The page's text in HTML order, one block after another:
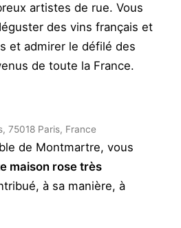
artistes de rue. Vous
des vins français et
et admirer le défilé des
de toute la France.
75018 Paris, France
de Montmartre, vous
maison rose très
à sa manière, à